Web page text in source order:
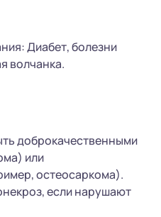
Диабет, болезни
волчанка.
доброкачественными
или
остеосаркома).
если нарушают